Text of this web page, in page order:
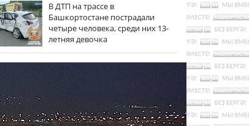
В ДТП на трассе в
Башкортостане пострадали
четыре человека, среди них 13-
летняя девочка